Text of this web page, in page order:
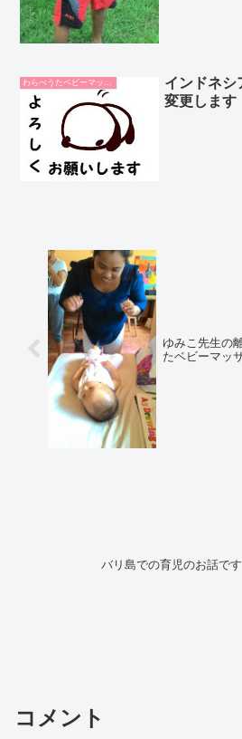
わらべうたベビーマッサージ
インドネ
変更します
ゆみこ先生の
たベビーマッ
バリ島での育児のお話です
コメント